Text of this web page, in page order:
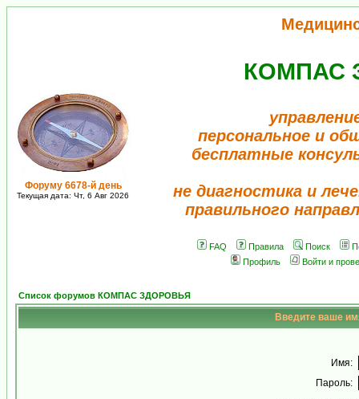
Форуму 6678-й день
Текущая дата: Чт, 6 Авг 2026
КОМПАС
персональное и
бесплатные
не диагностика и
правильного
FAQ Правила Поиск
Профиль
Войти и
Список форумов КОМПАС ЗДОРОВЬЯ
Введите ваше
Имя:
Пароль: